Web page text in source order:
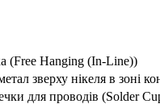
(Free Hanging (In-Line))
зверху нікеля в зоні
для проводів (Solder